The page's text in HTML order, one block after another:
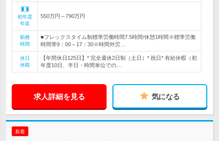
初年度
年収
550万円～790万円
勤務
時間
■フレックスタイム制標準労働時間7.5時間/休憩1時間※標準労働
時間帯9：00～17：30※時間外労…
休日
休暇
【年間休日125日】* 完全週休2日制（土日）* 祝日* 有給休暇（初
年度10日、半日・時間単位での…
求人詳細を見る 気になる
新着